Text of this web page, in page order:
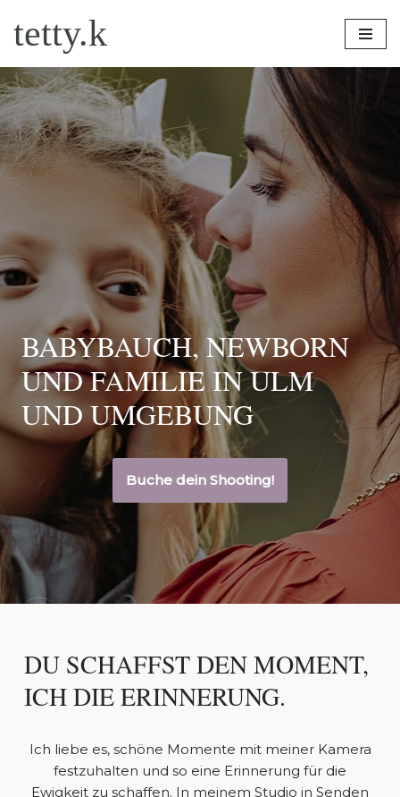
Zum
Inhalt
springen
tetty.k
BABYBAUCH, NEWBORN
UND FAMILIE IN ULM
UND UMGEBUNG
Buche dein Shooting!
DU SCHAFFST DEN MOMENT,
ICH DIE ERINNERUNG.
Ich liebe es, schöne Momente mit meiner Kamera
festzuhalten und so eine Erinnerung für die
Ewigkeit zu schaffen. In meinem Studio in Senden